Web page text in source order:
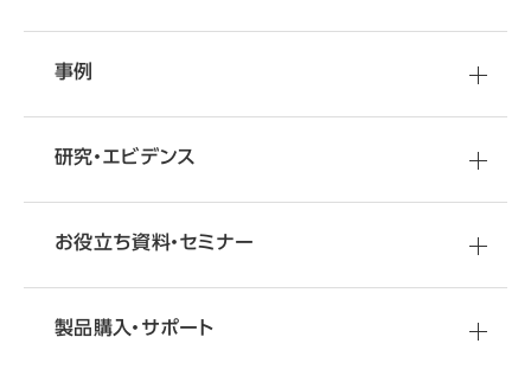
事例
研究・エビデンス
お役立ち資料・セミナー
製品購入・サポート